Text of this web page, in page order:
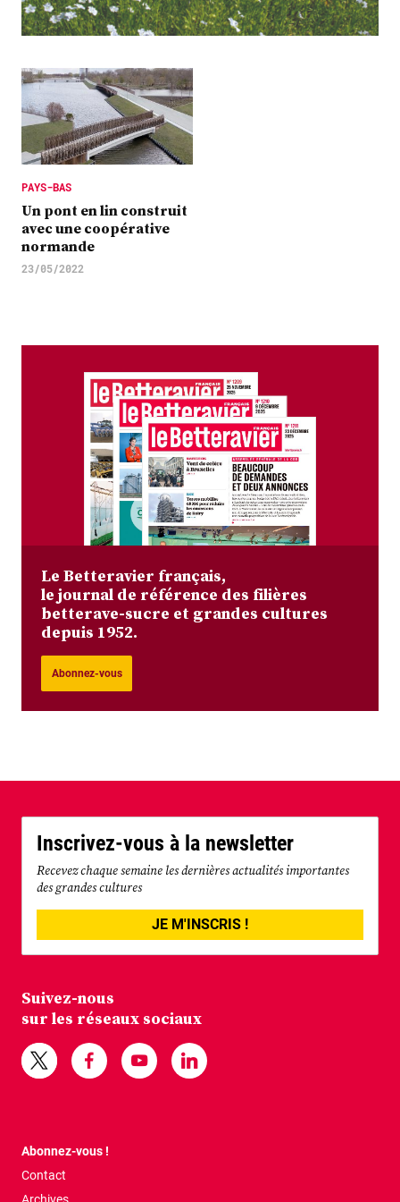
Plus
Abonnez-vous
PAYS-BAS
Un pont en lin construit
avec une coopérative
normande
23/05/2022
Le Betteravier français,
le journal de référence des filières
betterave-sucre et grandes cultures
depuis 1952.
Abonnez-vous
Inscrivez-vous à la newsletter
Recevez chaque semaine les dernières actualités importantes
des grandes cultures
JE M'INSCRIS !
Suivez-nous
sur les réseaux sociaux
Abonnez-vous !
Contact